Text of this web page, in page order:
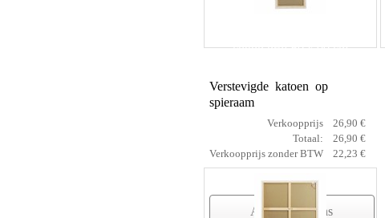
cotton prof 60 x 90 cm
Verstevigde katoen op
spieraam
Verkoopprijs
26,90 €
Totaal:
26,90 €
Verkoopprijs zonder BTW
22,23 €
Artikelgegevens